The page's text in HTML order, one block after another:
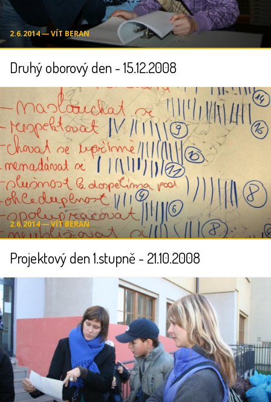
2.6.2014 ― VÍT BERAN
Druhý oborový den - 15.12.2008
2.6.2014 ― VÍT BERAN
Projektový den 1.stupně - 21.10.2008